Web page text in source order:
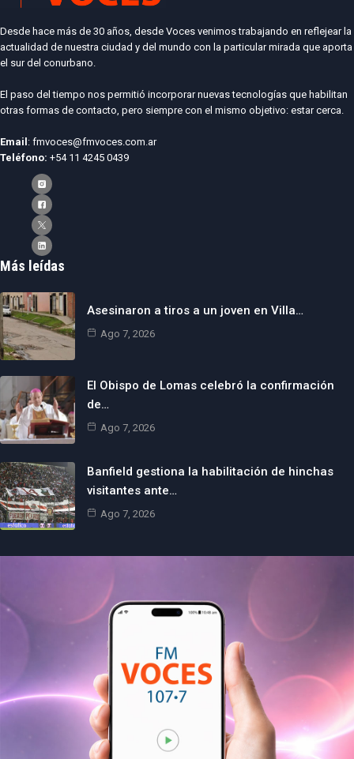
Desde hace más de 30 años, desde Voces venimos trabajando en reflejear la
actualidad de nuestra ciudad y del mundo con la particular mirada que aporta
el sur del conurbano.
El paso del tiempo nos permitió incorporar nuevas tecnologías que habilitan
otras formas de contacto, pero siempre con el mismo objetivo: estar cerca.
Email : fmvoces@fmvoces.com.ar
Teléfono: +54 11 4245 0439
Más leídas
Asesinaron a tiros a un joven en Villa…
Ago 7, 2026
El Obispo de Lomas celebró la confirmación
de…
Ago 7, 2026
Banfield gestiona la habilitación de hinchas
visitantes ante…
Ago 7, 2026